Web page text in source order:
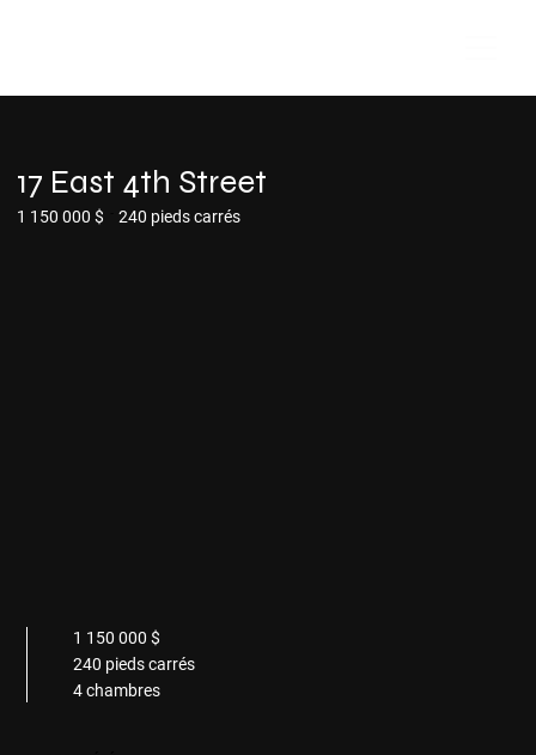
17 East 4th Street
1 150 000 $ 240 pieds carrés
1 150 000 $
240 pieds carrés
4 chambres